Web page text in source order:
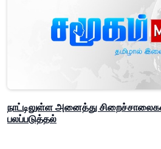
நாட்டிலுள்ள அனைத்து
பலப்படுத்தல்